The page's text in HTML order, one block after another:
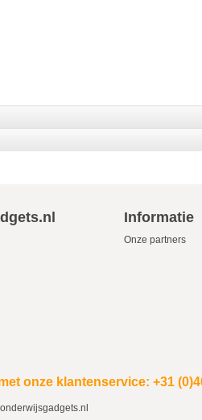
Informatie
Onze partners
onze klantenservice: +31